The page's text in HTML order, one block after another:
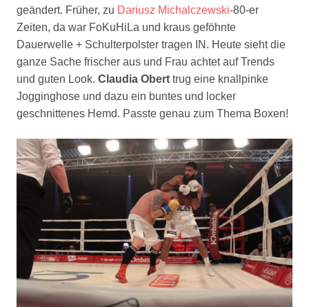
geändert. Früher, zu Dariusz Michalczewski-80-er
Zeiten, da war FoKuHiLa und kraus geföhnte
Dauerwelle + Schulterpolster tragen IN. Heute sieht die
ganze Sache frischer aus und Frau achtet auf Trends
und guten Look. Claudia Obert trug eine knallpinke
Jogginghose und dazu ein buntes und locker
geschnittenes Hemd. Passte genau zum Thema Boxen!